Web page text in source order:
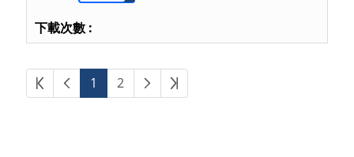
第一頁上一頁
1 2 下一頁最後頁